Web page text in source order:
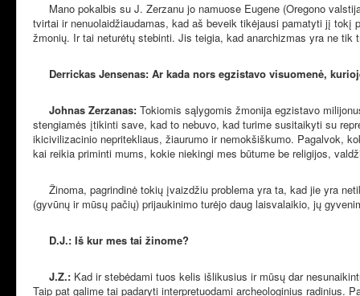
Mano pokalbis su J. Zerzanu jo namuose Eugene (Oregono
tvirtai ir nenuolaidžiaudamas, kad aš beveik tikėjausi pamatyti jį
žmonių. Ir tai neturėtų stebinti. Jis teigia, kad anarchizmas yra ne
Derrickas Jensenas: Ar kada nors egzistavo visuomenė,
Johnas Zerzanas: Tokiomis sąlygomis žmonija egzistavo
stengiamės įtikinti save, kad to nebuvo, kad turime susitaikyti su
ikicivilizacinio nepritekliaus, žiaurumo ir nemokšiškumo. Pagalvok,
kai reikia priminti mums, kokie niekingi mes būtume be religijos,
Žinoma, pagrindinė tokių įvaizdžiu problema yra ta, kad jie yra
(gyvūnų ir mūsų pačių) prijaukinimo turėjo daug laisvalaikio, jų
D.J.: Iš kur mes tai žinome?
J.Z.: Kad ir stebėdami tuos kelis išlikusius ir mūsų dar
Taip pat galime tai padaryti interpretuodami archeologinius